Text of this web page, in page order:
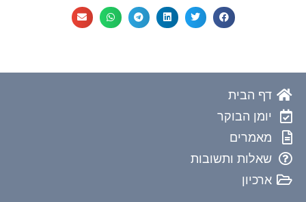
דף הבית
יומן הבוקר
מאמרים
שאלות ותשובות
ארכיון